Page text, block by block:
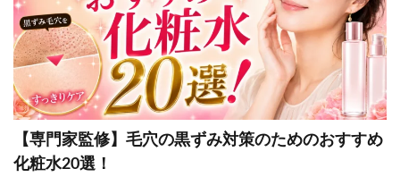
【専門家監修】毛穴の黒ずみ対策のためのおすすめ
化粧水20選！